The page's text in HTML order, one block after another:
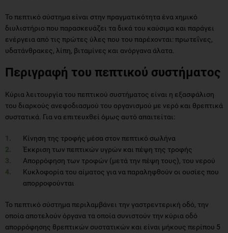
Το πεπτικό σύστημα είναι στην πραγματικότητα ένα χημικό
διυλιστήριο που παρασκευάζει τα δικά του καύσιμα και παράγει
ενέργεια από τις πρώτες ύλες που του παρέχονται: πρωτεΐνες,
υδατάνθρακες, λίπη, βιταμίνες και ανόργανα άλατα.
Περιγραφή του πεπτικού συστήματος
Κύρια λειτουργία του πεπτικού συστήματος είναι η εξασφάλιση
του διαρκούς ανεφοδιασμού του οργανισμού με νερό και θρεπτικά
συστατικά. Για να επιτευχθεί όμως αυτό απαιτείται:
Κίνηση της τροφής μέσα στον πεπτικό σωλήνα
Έκκριση των πεπτικών υγρών και πέψη της τροφής
Απορρόφηση των τροφών (μετά την πέψη τους), του νερού
Κυκλοφορία του αίματος για να παραληφθούν οι ουσίες που
απορροφούνται
Το πεπτικό σύστημα περιλαμβάνει την γαστρεντερική οδό, την
οποία αποτελούν όργανα τα οποία συνιστούν την κύρια οδό
απορρόφησης θρεπτικών συστατικών και είναι μήκους περίπου 5